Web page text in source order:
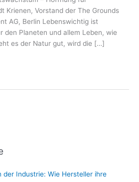
Krienen, Vorstand der The Grounds
AG, Berlin Lebenswichtig ist
den Planeten und allem Leben, wie
es der Natur gut, wird die […]
der Industrie: Wie Hersteller ihre